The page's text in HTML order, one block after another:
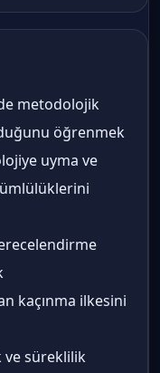
metodolojik
öğrenmek
uyma ve
kaçınma ilkesini
ve süreklilik